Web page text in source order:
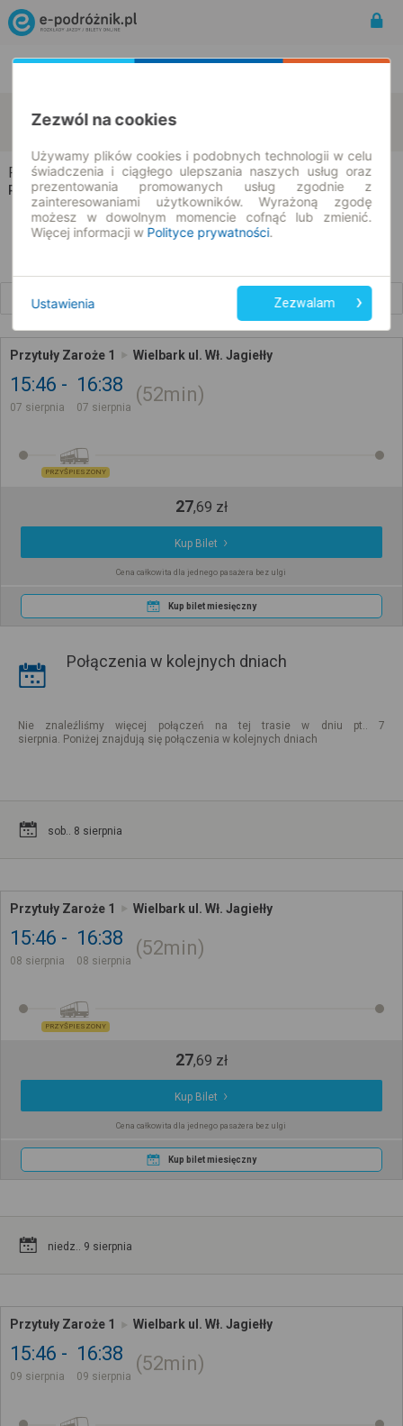
Przytuły
Wielbark
Przytuły → Wielbark
Rozkład jazdy i bilety
Przytuły Zaroże 1 Wielbark ul. Wł. Jagiełły
15:46
07 sierpnia
16:38
07 sierpnia
52min
PRZYŚPIESZONY
27,69 zł
Kup Bilet
Cena całkowita dla jednego pasażera bez ulgi
Kup bilet miesięczny
Połączenia w kolejnych dniach
Nie znaleźliśmy więcej połączeń na tej trasie w dniu pt.. 7
sierpnia. Poniżej znajdują się połączenia w kolejnych dniach
sob.. 8 sierpnia
Przytuły Zaroże 1 Wielbark ul. Wł. Jagiełły
15:46
08 sierpnia
16:38
08 sierpnia
52min
PRZYŚPIESZONY
27,69 zł
Kup Bilet
Cena całkowita dla jednego pasażera bez ulgi
Kup bilet miesięczny
niedz.. 9 sierpnia
Przytuły Zaroże 1 Wielbark ul. Wł. Jagiełły
15:46
09 sierpnia
16:38
09 sierpnia
52min
Zezwól na cookies
Używamy plików cookies i podobnych technologii w celu
świadczenia i ciągłego ulepszania naszych usług oraz
prezentowania promowanych usług zgodnie z
zainteresowaniami użytkowników. Wyrażoną zgodę
możesz w dowolnym momencie cofnąć lub zmienić.
Więcej informacji w Polityce prywatności.
Ustawienia Zezwalam